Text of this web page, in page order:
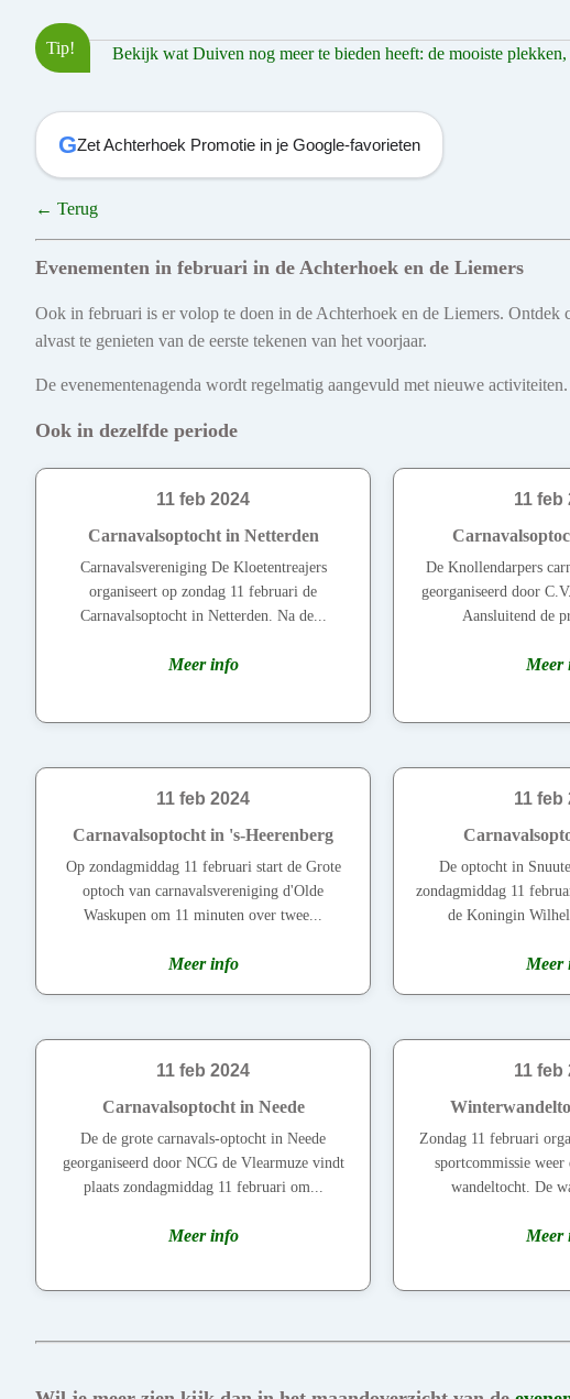
Tip! Bekijk wat Duiven nog meer te bieden heeft: de mooiste
GZet Achterhoek Promotie in je Google-favorieten
← Terug
Evenementen in februari in de Achterhoek en de Liemers
Ook in februari is er volop te doen in de Achterhoek en de Liemers. Ontdek
alvast te genieten van de eerste tekenen van het voorjaar.
De evenementenagenda wordt regelmatig aangevuld met nieuwe
Ook in dezelfde periode
11 feb 2024
Carnavalsoptocht in Netterden
Carnavalsvereniging De Kloetentreajers
organiseert op zondag 11 februari de
Carnavalsoptocht in Netterden. Na de...
Meer info
11 feb
De Knollendarpers
georganiseerd door
Aansluitend de
Meer
11 feb 2024
Carnavalsoptocht in 's-Heerenberg
Op zondagmiddag 11 februari start de Grote
optoch van carnavalsvereniging d'Olde
Waskupen om 11 minuten over twee...
Meer info
11 feb
De optocht in
zondagmiddag 11
de Koningin
Meer
11 feb 2024
Carnavalsoptocht in Neede
De de grote carnavals-optocht in Neede
georganiseerd door NCG de Vlearmuze vindt
plaats zondagmiddag 11 februari om...
Meer info
11 feb
Zondag 11 februari
sportcommissie
wandeltocht. De
Meer